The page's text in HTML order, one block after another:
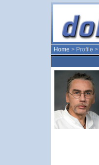
Home > Profile >